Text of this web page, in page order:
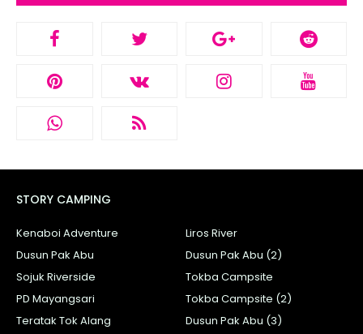
STORY CAMPING
Kenaboi Adventure
Liros River
Dusun Pak Abu
Dusun Pak Abu (2)
Sojuk Riverside
Tokba Campsite
PD Mayangsari
Tokba Campsite (2)
Teratak Tok Alang
Dusun Pak Abu (3)